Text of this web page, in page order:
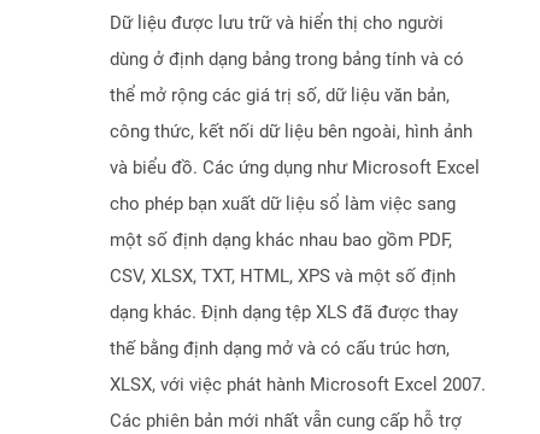
Dữ liệu được lưu trữ và hiển thị cho người
dùng ở định dạng bảng trong bảng tính và có
thể mở rộng các giá trị số, dữ liệu văn bản,
công thức, kết nối dữ liệu bên ngoài, hình ảnh
và biểu đồ. Các ứng dụng như Microsoft Excel
cho phép bạn xuất dữ liệu sổ làm việc sang
một số định dạng khác nhau bao gồm PDF,
CSV, XLSX, TXT, HTML, XPS và một số định
dạng khác. Định dạng tệp XLS đã được thay
thế bằng định dạng mở và có cấu trúc hơn,
XLSX, với việc phát hành Microsoft Excel 2007.
Các phiên bản mới nhất vẫn cung cấp hỗ trợ